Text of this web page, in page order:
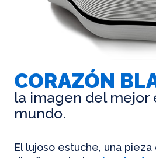
CORAZÓN
la imagen del mejor
mundo.
El lujoso estuche, una